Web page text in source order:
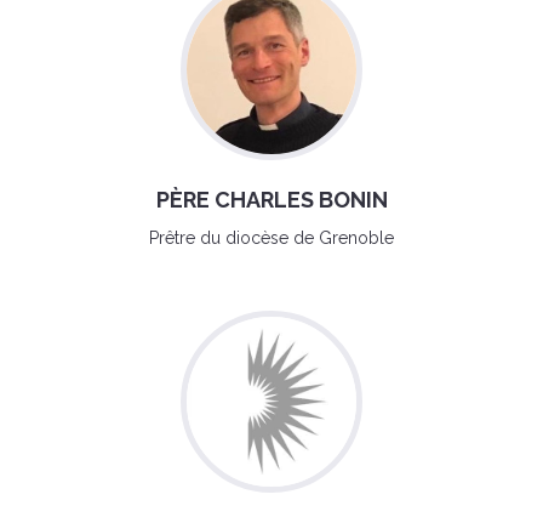
PÈRE CHARLES BONIN
Prêtre du diocèse de Grenoble